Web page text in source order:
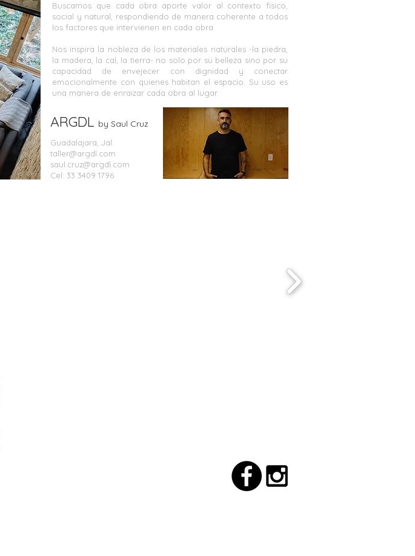
Buscamos que cada obra aporte valor al contexto físico,
social y natural, respondiendo de manera coherente a todos
los factores que intervienen en cada obra
Nos inspira la nobleza de los materiales naturales -la piedra,
la madera, la cal, la tierra- no solo por su belleza sino por su
capacidad de envejecer con dignidad y conectar
emocionalmente con quienes habitan el espacio. Su uso es
una manera de enraizar cada obra al lugar.
ARGDL by Saul Cruz
Guadalajara, Jal.
taller@argdl.com
saul.cruz@argdl.com
Cel: 33 3409 1796